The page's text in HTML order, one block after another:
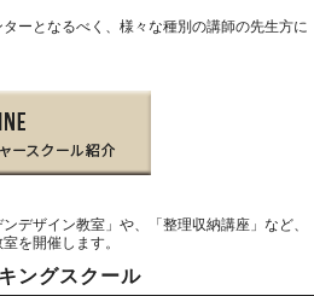
ーとなるべく、様々な種別の講師の先生方に
デザイン教室」や、「整理収納講座」など、
を開催します。
ングスクール